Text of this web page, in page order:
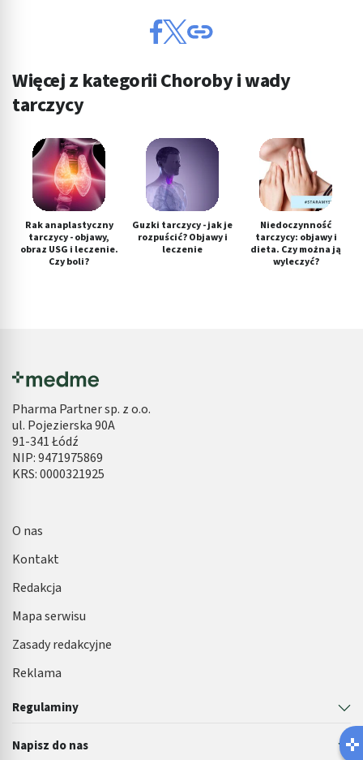
Więcej z kategorii Choroby i wady
tarczycy
Rak anaplastyczny
tarczycy - objawy,
obraz USG i leczenie.
Czy boli?
Guzki tarczycy - jak je
rozpuścić? Objawy i
leczenie
Niedoczynność
tarczycy: objawy i
dieta. Czy można ją
wyleczyć?
Pharma Partner sp. z o.o.
ul. Pojezierska 90A
91-341 Łódź
NIP: 9471975869
KRS: 0000321925
Regulaminy
Napisz do nas
O nas
Kontakt
Redakcja
Mapa serwisu
Zasady redakcyjne
Reklama